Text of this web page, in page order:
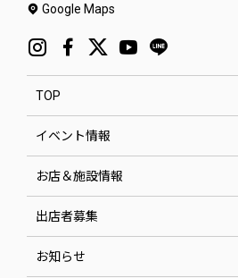
Google Maps
TOP
イベント情報
お店＆施設情報
出店者募集
お知らせ